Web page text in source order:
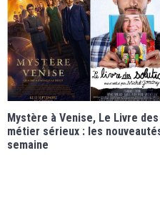
Mystère à Venise, Le Livre
métier sérieux : les
semaine